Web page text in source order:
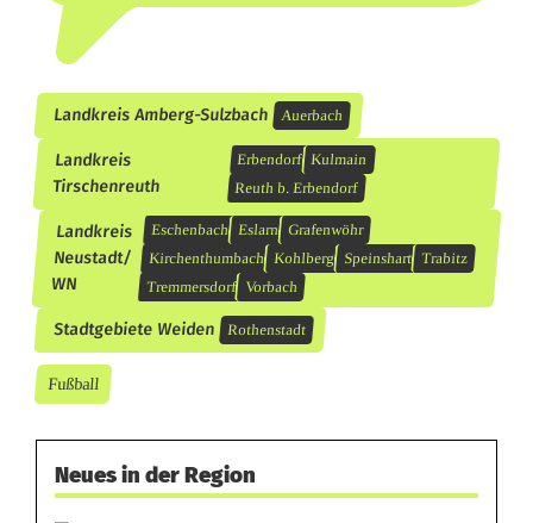
Landkreis Amberg-Sulzbach Auerbach
Landkreis
Tirschenreuth
Erbendorf Kulmain
Reuth b. Erbendorf
Landkreis
Neustadt/
WN
Eschenbach Eslarn Grafenwöhr
Kirchenthumbach Kohlberg Speinshart Trabitz
Tremmersdorf Vorbach
Stadtgebiete Weiden Rothenstadt
Fußball
Neues in der Region